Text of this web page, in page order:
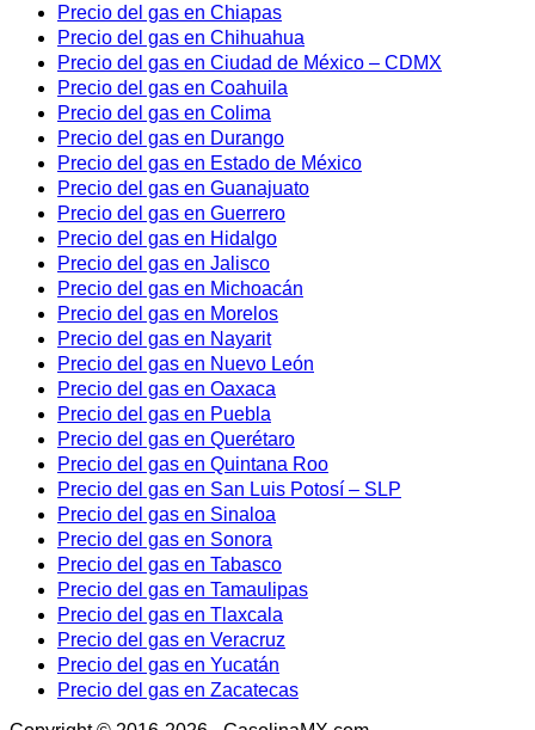
Precio del gas en Chiapas
Precio del gas en Chihuahua
Precio del gas en Ciudad de México – CDMX
Precio del gas en Coahuila
Precio del gas en Colima
Precio del gas en Durango
Precio del gas en Estado de México
Precio del gas en Guanajuato
Precio del gas en Guerrero
Precio del gas en Hidalgo
Precio del gas en Jalisco
Precio del gas en Michoacán
Precio del gas en Morelos
Precio del gas en Nayarit
Precio del gas en Nuevo León
Precio del gas en Oaxaca
Precio del gas en Puebla
Precio del gas en Querétaro
Precio del gas en Quintana Roo
Precio del gas en San Luis Potosí – SLP
Precio del gas en Sinaloa
Precio del gas en Sonora
Precio del gas en Tabasco
Precio del gas en Tamaulipas
Precio del gas en Tlaxcala
Precio del gas en Veracruz
Precio del gas en Yucatán
Precio del gas en Zacatecas